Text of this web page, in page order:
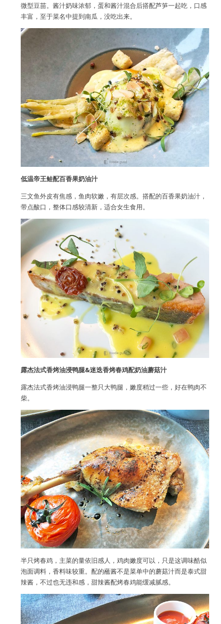
微型豆苗。酱汁奶味浓郁，蛋和酱汁混合后搭配芦笋一起吃，口感
丰富，至于菜名中提到南瓜，没吃出来。
低温帝王鲑配百香果奶油汁
三文鱼外皮有焦感，鱼肉软嫩，有层次感。搭配的百香果奶油汁，
带点酸口，整体口感较清新，适合女生食用。
露杰法式香烤油浸鸭腿&迷迭香烤春鸡配奶油蘑菇汁
露杰法式香烤油浸鸭腿一整只大鸭腿，嫩度稍过一些，好在鸭肉不
柴。
半只烤春鸡，主菜的量依旧感人，鸡肉嫩度可以，只是这调味酷似
泡面调料，香料味较重。配的蘸酱不是菜单中的蘑菇汁而是泰式甜
辣酱，不过也无违和感，甜辣酱配烤春鸡能缓减腻感。